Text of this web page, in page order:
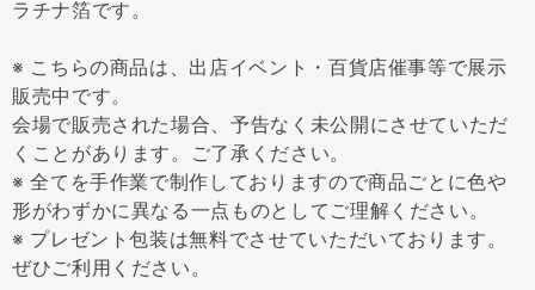
ラチナ箔です。
※ こちらの商品は、出店イベント・百貨店催事等で展示
販売中です。
会場で販売された場合、予告なく未公開にさせていただ
くことがあります。ご了承ください。
※ 全てを手作業で制作しておりますので商品ごとに色や
形がわずかに異なる一点ものとしてご理解ください。
※ プレゼント包装は無料でさせていただいております。
ぜひご利用ください。